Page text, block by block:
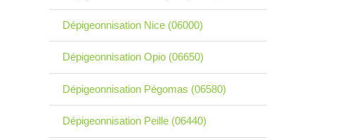
Dépigeonnisation Nice (06000)
Dépigeonnisation Opio (06650)
Dépigeonnisation Pégomas (06580)
Dépigeonnisation Peille (06440)